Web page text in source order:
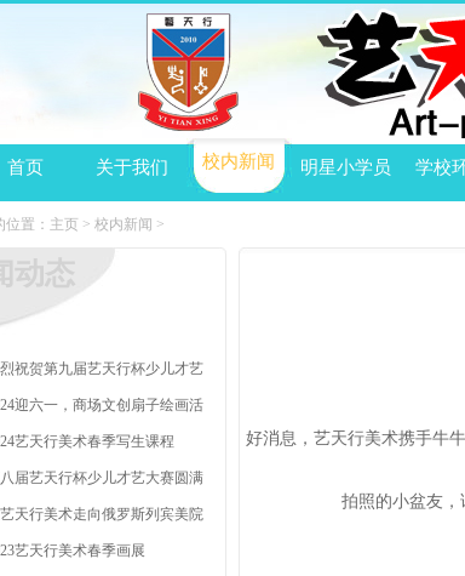
首页 关于我们 校内新闻 明星小学员 学校
置： 主页 > 校内新闻 >
祝贺第九届艺天行杯少儿才艺
迎六一，商场文创扇子绘画活
艺天行美术春季写生课程
届艺天行杯少儿才艺大赛圆满
天行美术走向俄罗斯列宾美院
艺天行美术春季画展
好消息，艺天行美术携手牛
拍照的小盆友